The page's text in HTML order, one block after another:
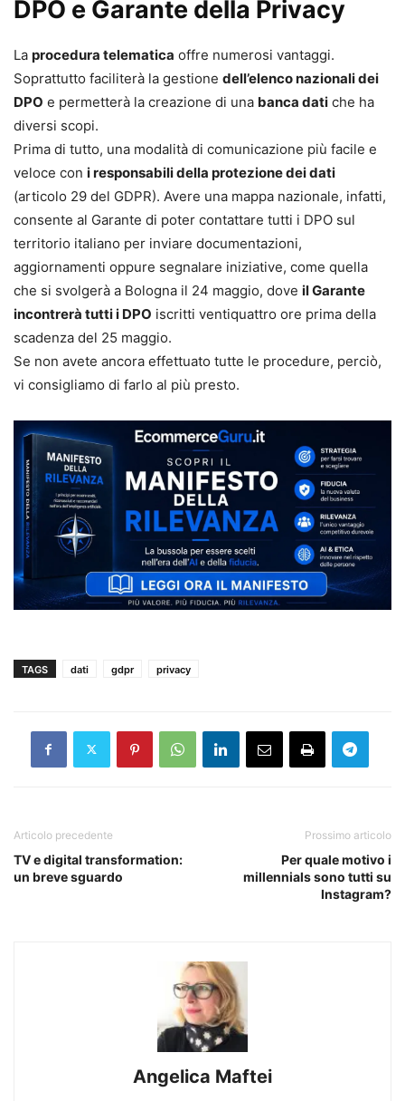
DPO e Garante della Privacy
La procedura telematica offre numerosi vantaggi.
Soprattutto faciliterà la gestione dell’elenco nazionali dei
DPO e permetterà la creazione di una banca dati che ha
diversi scopi.
Prima di tutto, una modalità di comunicazione più facile e
veloce con i responsabili della protezione dei dati
(articolo 29 del GDPR). Avere una mappa nazionale, infatti,
consente al Garante di poter contattare tutti i DPO sul
territorio italiano per inviare documentazioni,
aggiornamenti oppure segnalare iniziative, come quella
che si svolgerà a Bologna il 24 maggio, dove il Garante
incontrerà tutti i DPO iscritti ventiquattro ore prima della
scadenza del 25 maggio.
Se non avete ancora effettuato tutte le procedure, perciò,
vi consigliamo di farlo al più presto.
TAGS dati gdpr privacy
Articolo precedente
TV e digital transformation:
un breve sguardo
Prossimo articolo
Per quale motivo i
millennials sono tutti su
Instagram?
Angelica Maftei